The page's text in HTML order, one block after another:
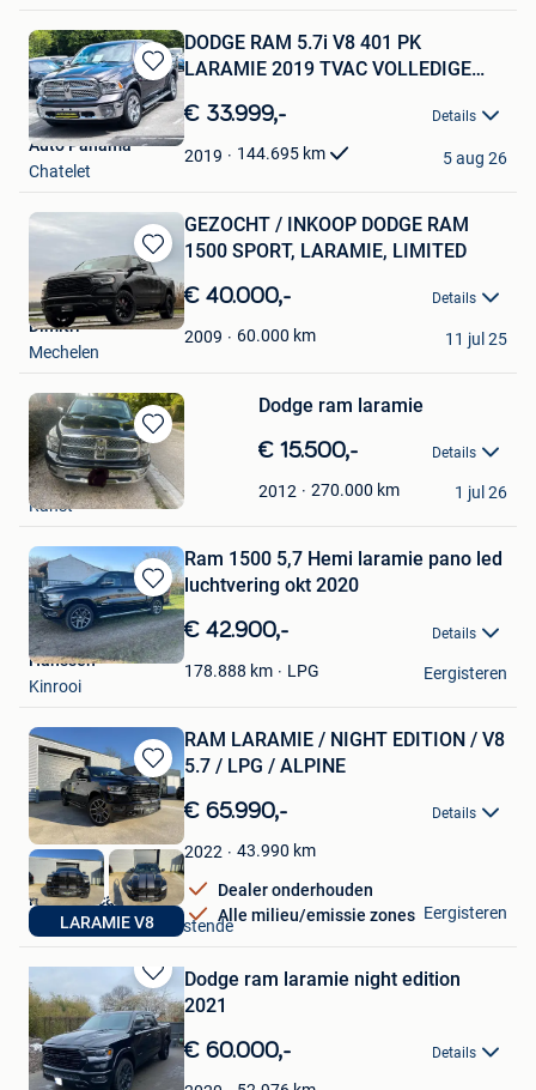
Bewaren
in
Mijn
Favorieten
DODGE RAM 5.7i V8 401 PK
LARAMIE 2019 TVAC VOLLEDIGE
€ 33.999,- Details
2019 144.695 km
Auto Panama
Chatelet
5 aug 26
Bewaren
in
Mijn
Favorieten
GEZOCHT / INKOOP DODGE RAM
1500 SPORT, LARAMIE, LIMITED
€ 40.000,- Details
2009 60.000 km
Dimitri
Mechelen
11 jul 25
Bewaren
in
Mijn
Favorieten
Dodge ram laramie
€ 15.500,- Details
2012 270.000 km
Thibaut
Ranst
1 jul 26
Bewaren
in
Mijn
Favorieten
Ram 1500 5,7 Hemi laramie pano led
luchtvering okt 2020
€ 42.900,- Details
178.888 km LPG
Hanssen
Kinrooi
Eergisteren
Bewaren
in
Mijn
Favorieten
LARAMIE V8
RAM LARAMIE / NIGHT EDITION / V8
5.7 / LPG / ALPINE
€ 65.990,- Details
2022 43.990 km
Dealer onderhouden
Alle milieu/emissie zones
NV dna - cars be
Nieuwpoort+Deel Westende
Eergisteren
Bewaren
in
Mijn
Favorieten
Dodge ram laramie night edition
2021
€ 60.000,- Details
Jplms